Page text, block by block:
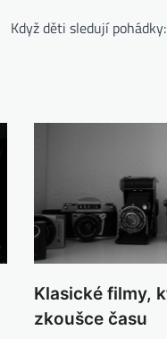
Když děti sledují
Klasické filmy,
zkoušce času